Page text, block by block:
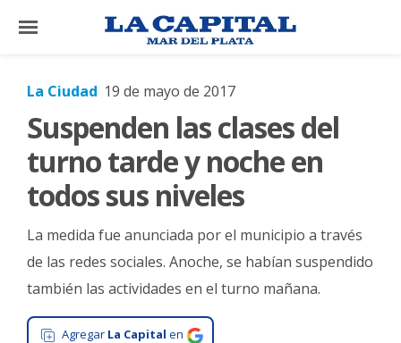
×
El
País
El
Mundo
La
Zona
Cultura
Tecnología
La Ciudad 19 de mayo de 2017
Suspenden las clases del
turno tarde y noche en
todos sus niveles
La medida fue anunciada por el municipio a través
de las redes sociales. Anoche, se habían suspendido
también las actividades en el turno mañana.
Agregar La Capital en